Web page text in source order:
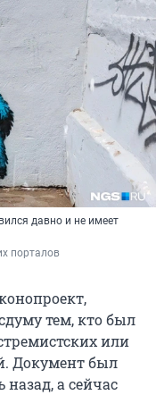
давно и не имеет
порталов
тем, кто был
или
Документ был
а сейчас